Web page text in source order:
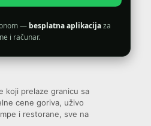
— besplatna aplikacijaza
i računar.
koji prelaze granicu sa
cene goriva, uživo
i restorane, sve na